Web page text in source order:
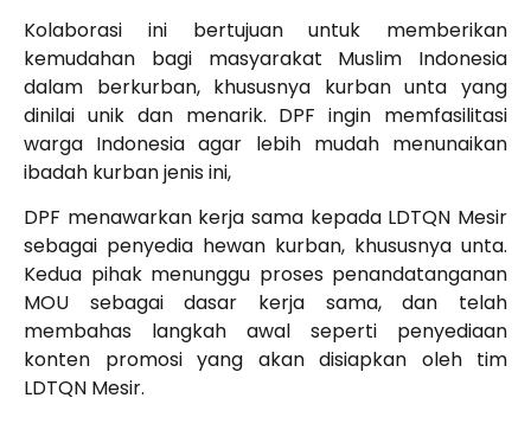
Kolaborasi ini bertujuan untuk memberikan
kemudahan bagi masyarakat Muslim Indonesia
dalam berkurban, khususnya kurban unta yang
dinilai unik dan menarik. DPF ingin memfasilitasi
warga Indonesia agar lebih mudah menunaikan
ibadah kurban jenis ini,
DPF menawarkan kerja sama kepada LDTQN Mesir
sebagai penyedia hewan kurban, khususnya unta.
Kedua pihak menunggu proses penandatanganan
MOU sebagai dasar kerja sama, dan telah
membahas langkah awal seperti penyediaan
konten promosi yang akan disiapkan oleh tim
LDTQN Mesir.